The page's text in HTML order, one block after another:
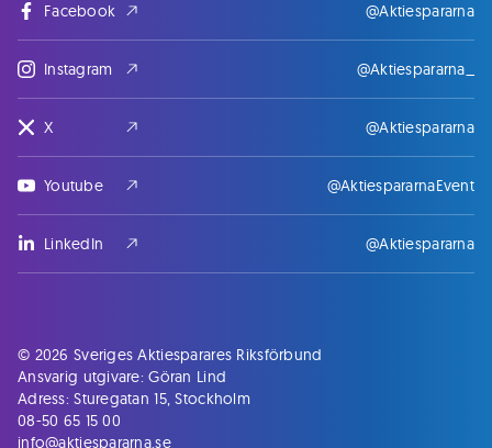
Facebook @Aktiespararna
Instagram @Aktiespararna_
X @Aktiespararna
Youtube @AktiespararnaEvent
LinkedIn @Aktiespararna
© 2026 Sveriges Aktiesparares Riksförbund
Ansvarig utgivare: Göran Lind
Adress: Sturegatan 15, Stockholm
08-50 65 15 00
info@aktiespararna.se